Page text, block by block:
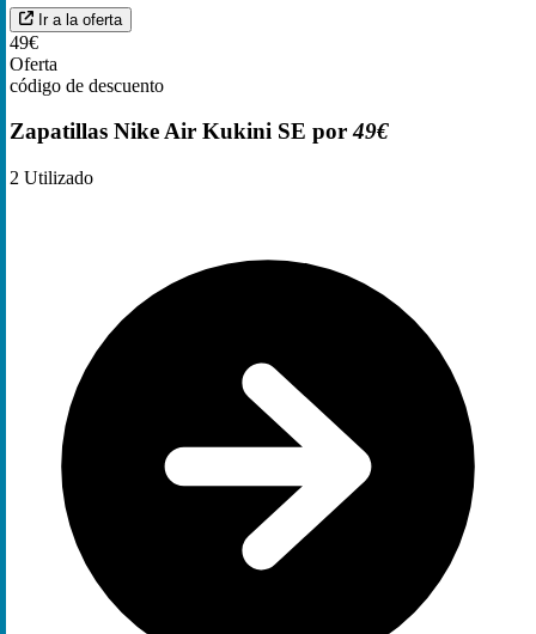
Ir a la oferta
49€
Oferta
código de descuento
Zapatillas Nike Air Kukini SE por49€
2 Utilizado